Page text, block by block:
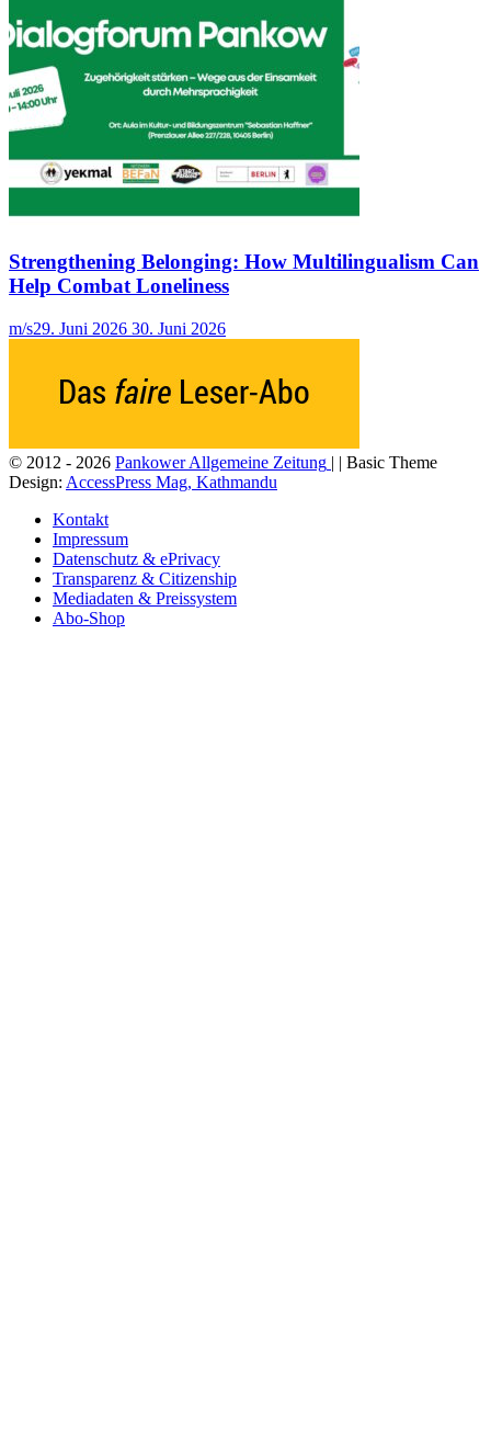
Strengthening Belonging: How Multilingualism Can
Help Combat Loneliness
m/s29. Juni 2026 30. Juni 2026
© 2012 - 2026 Pankower Allgemeine Zeitung | | Basic Theme
Design: AccessPress Mag, Kathmandu
Kontakt
Impressum
Datenschutz & ePrivacy
Transparenz & Citizenship
Mediadaten & Preissystem
Abo-Shop